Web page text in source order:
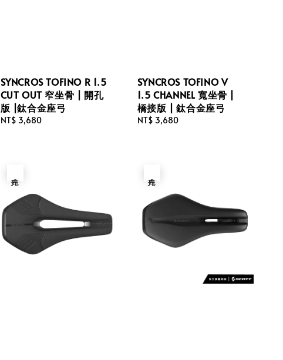
SYNCROS TOFINO R 1.5
CUT OUT 窄坐骨 | 開孔
版 |鈦合金座弓
Regular
NT$ 3,680
SYNCROS TOFINO V
1.5 CHANNEL 寬坐骨 |
橋接版 | 鈦合金座弓
Regular
NT$ 3,680